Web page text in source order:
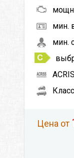
мин.
мин.
Цена от